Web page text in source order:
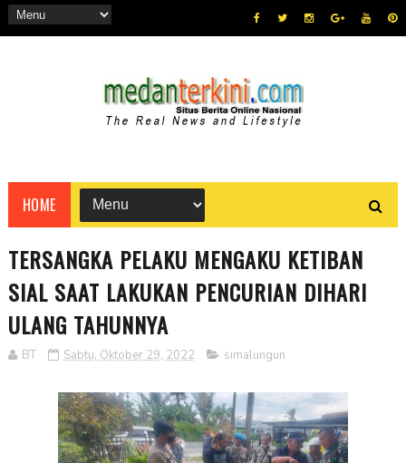
HOME
TERSANGKA PELAKU MENGAKU KETIBAN
SIAL SAAT LAKUKAN PENCURIAN DIHARI
ULANG TAHUNNYA
BT Sabtu, Oktober 29, 2022 simalungun